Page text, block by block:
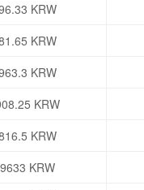
KRW
KRW
KRW
KRW
KRW
KRW